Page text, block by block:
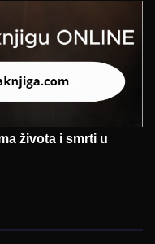
života i smrti u